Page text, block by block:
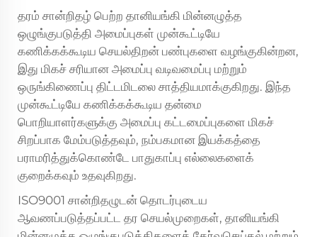
தரம் சான்றிதழ் பெற்ற தானியங்கி மின்னழுத்த
ஒழுங்குபடுத்தி அமைப்புகள் முன்கூட்டியே
கணிக்கக்கூடிய செயல்திறன் பண்புகளை வழங்குகின்றன,
இது மிகச் சரியான அமைப்பு வடிவமைப்பு மற்றும்
ஒருங்கிணைப்பு திட்டமிடலை சாத்தியமாக்குகிறது. இந்த
முன்கூட்டியே கணிக்கக்கூடிய தன்மை
பொறியாளர்களுக்கு அமைப்பு கட்டமைப்புகளை மிகச்
சிறப்பாக மேம்படுத்தவும், நம்பகமான இயக்கத்தை
பராமரித்துக்கொண்டே பாதுகாப்பு எல்லைகளைக்
குறைக்கவும் உதவுகிறது.
ISO9001 சான்றிதழுடன் தொடர்புடைய
ஆவணப்படுத்தப்பட்ட தர செயல்முறைகள், தானியங்கி